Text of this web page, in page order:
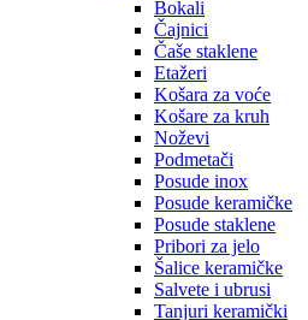
Bokali
Čajnici
Čaše staklene
Etažeri
Košara za voće
Košare za kruh
Noževi
Podmetači
Posude inox
Posude keramičke
Posude staklene
Pribori za jelo
Šalice keramičke
Salvete i ubrusi
Tanjuri keramički